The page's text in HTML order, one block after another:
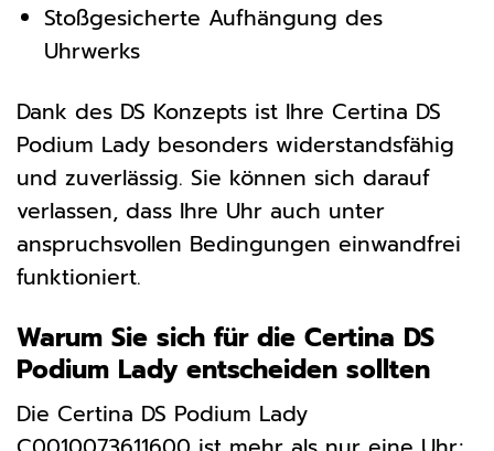
Stoßgesicherte Aufhängung des
Uhrwerks
Dank des DS Konzepts ist Ihre Certina DS
Podium Lady besonders widerstandsfähig
und zuverlässig. Sie können sich darauf
verlassen, dass Ihre Uhr auch unter
anspruchsvollen Bedingungen einwandfrei
funktioniert.
Warum Sie sich für die Certina DS
Podium Lady entscheiden sollten
Die Certina DS Podium Lady